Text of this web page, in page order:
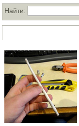
Найти: